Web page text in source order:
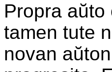
Propra
tamen tute
novan